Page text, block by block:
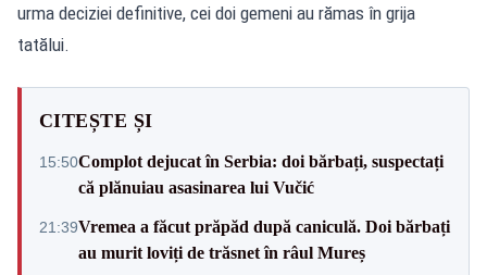
urma deciziei definitive, cei doi gemeni au rămas în grija
tatălui.
CITEȘTE ȘI
15:50Complot dejucat în Serbia: doi bărbați, suspectați
că plănuiau asasinarea lui Vučić
21:39Vremea a făcut prăpăd după caniculă. Doi bărbați
au murit loviți de trăsnet în râul Mureș